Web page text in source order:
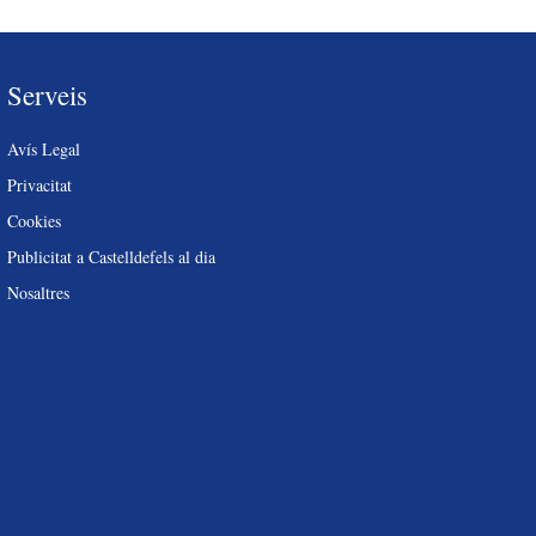
Serveis
Avís Legal
Privacitat
Cookies
Publicitat a Castelldefels al dia
Nosaltres